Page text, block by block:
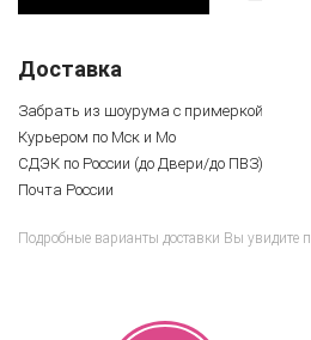
Доставка
Забрать из шоурума с примеркой
Курьером по Мск и Мо
СДЭК по России (до Двери/до ПВЗ)
Почта России
Подробные варианты доставки Вы увидите